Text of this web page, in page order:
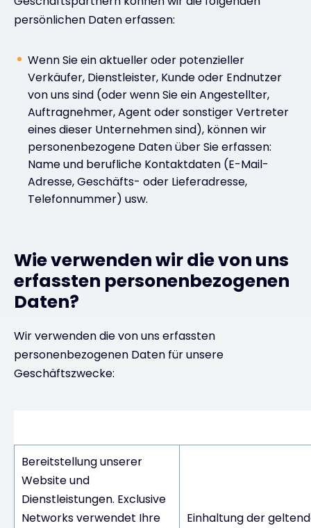
persönlichen Daten erfassen:
Wenn Sie ein aktueller oder potenzieller
Verkäufer, Dienstleister, Kunde oder Endnutzer
von uns sind (oder wenn Sie ein Angestellter,
Auftragnehmer, Agent oder sonstiger Vertreter
eines dieser Unternehmen sind), können wir
personenbezogene Daten über Sie erfassen:
Name und berufliche Kontaktdaten (E-Mail-
Adresse, Geschäfts- oder Lieferadresse,
Telefonnummer) usw.
Wie verwenden wir die von uns
erfassten personenbezogenen
Daten?
Wir verwenden die von uns erfassten
personenbezogenen Daten für unsere
Geschäftszwecke:
Bereitstellung unserer
Website und
Dienstleistungen. Exclusive
Networks verwendet Ihre
Einhaltung der